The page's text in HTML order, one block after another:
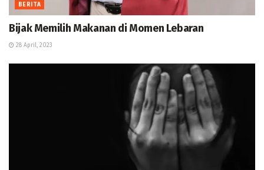
BERITA
Bijak Memilih Makanan di Momen Lebaran
28 April, 2023